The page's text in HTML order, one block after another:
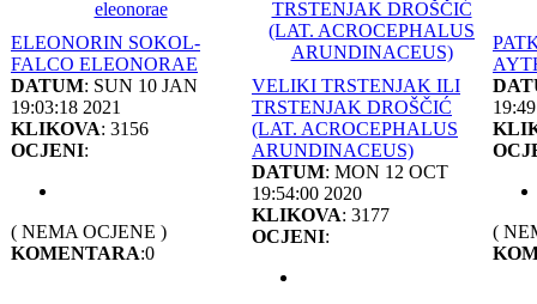
ELEONORIN SOKOL-
FALCO ELEONORAE
DATUM: SUN 10 JAN
19:03:18 2021
KLIKOVA: 3156
OCJENI:
( NEMA OCJENE )
KOMENTARA:0
VELIKI TRSTENJAK ILI
TRSTENJAK DROŠČIĆ
(LAT. ACROCEPHALUS
ARUNDINACEUS)
DATUM: MON 12 OCT
19:54:00 2020
KLIKOVA: 3177
OCJENI:
(